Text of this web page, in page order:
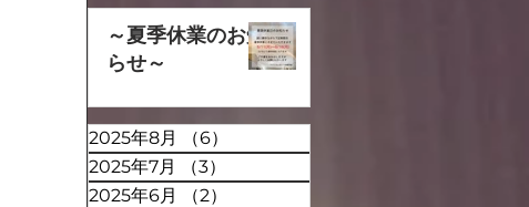
～夏季休業のお知
らせ～
2025年8月 （6）
2025年7月
（3）
2025年6月
（2）